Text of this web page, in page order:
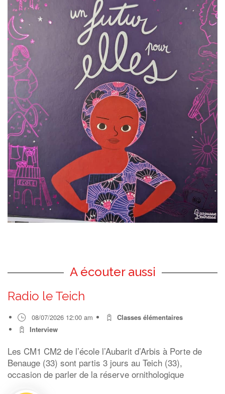
A écouter aussi
Radio le Teich
08/07/2026 12:00 am
Classes élémentaires
Interview
Les CM1 CM2 de l’école l’Aubarit d’Arbis à Porte de
Benauge (33) sont partis 3 jours au Teich (33),
occasion de parler de la réserve ornithologique